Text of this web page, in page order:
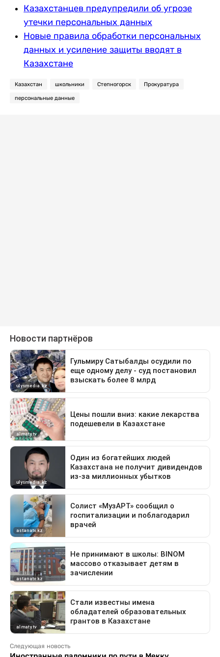
Казахстанцев предупредили об угрозе
утечки персональных данных
Новые правила обработки персональных
данных и усиление защиты вводят в
Казахстане
Казахстан школьники Степногорск Прокуратура
персональные данные
Следующая новость